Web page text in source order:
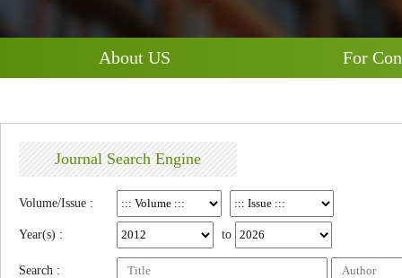
About US For
Journal Search Engine
Volume/Issue :
Year(s) : to
Search :